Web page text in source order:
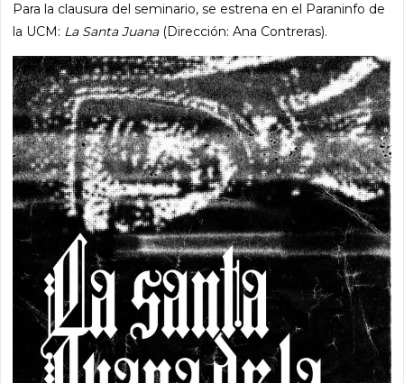
Para la clausura del seminario, se estrena en el Paraninfo de
la UCM: La Santa Juana(Dirección: Ana Contreras).